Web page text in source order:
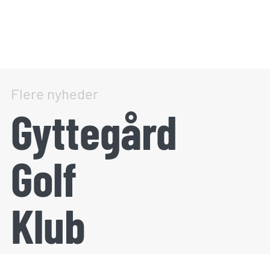
Flere nyheder
Gyttegård
Golf
Klub